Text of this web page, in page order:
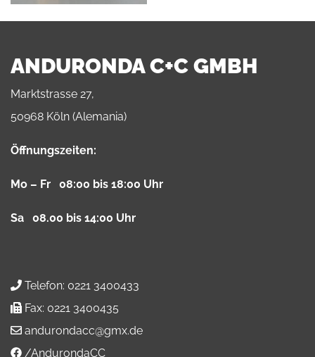
ANDURONDA C+C GMBH
Marktstrasse 27,
50968 Köln (Alemania)
Öffnungszeiten:
Mo – Fr 08:00 bis 18:00 Uhr
Sa 08.00 bis 14:00 Uhr
Telefon: 0221 3400433
Fax: 0221 3400435
andurondacc@gmx.de
/AndurondaCC